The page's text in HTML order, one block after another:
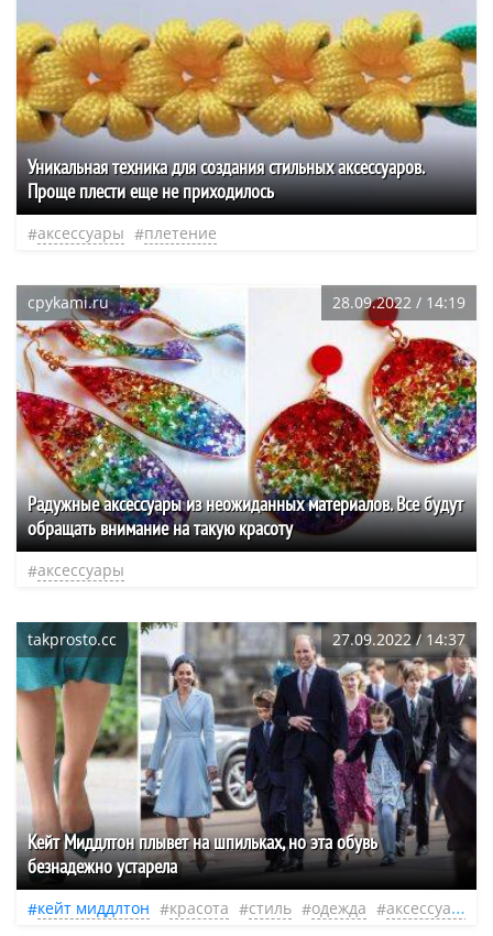
Уникальная техника для создания стильных аксессуаров.
Проще плести еще не приходилось
аксессуары плетение
cpykami.ru 28.09.2022 / 14:19
Радужные аксессуары из неожиданных материалов. Все будут
обращать внимание на такую красоту
аксессуары
takprosto.cc 27.09.2022 / 14:37
Кейт Миддлтон плывет на шпильках, но эта обувь
безнадежно устарела
кейт миддлтон красота стиль одежда аксессуары